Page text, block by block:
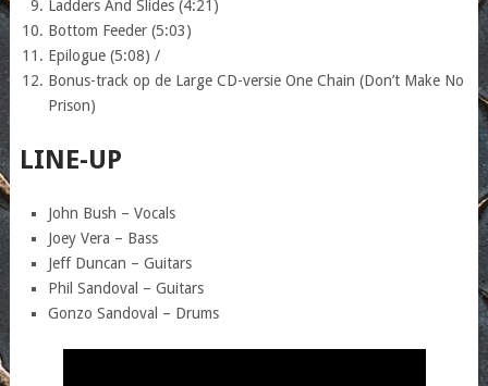
Ladders And Slides (4:21)
Bottom Feeder (5:03)
Epilogue (5:08) /
Bonus-track op de Large CD-versie One Chain (Don’t Make No
Prison)
LINE-UP
John Bush – Vocals
Joey Vera – Bass
Jeff Duncan – Guitars
Phil Sandoval – Guitars
Gonzo Sandoval – Drums